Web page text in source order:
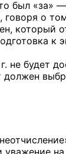
был «за»
о
который
к
не будет
должен
на